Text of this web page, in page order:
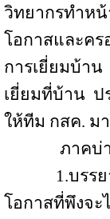
วิทยากรทำห
โอกาสและคร
การเยี่ยมบ้าน
เยี่ยมที่บ้าน ป
ให้ทีม กสค. ม
ภาคบ่
1.บรร
โอกาสที่พึงจะ